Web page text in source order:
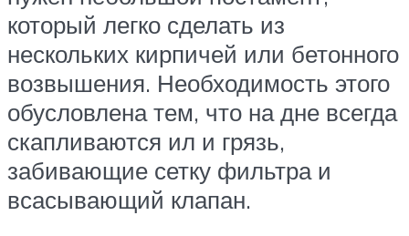
который легко сделать из
нескольких кирпичей или бетонного
возвышения. Необходимость этого
обусловлена тем, что на дне всегда
скапливаются ил и грязь,
забивающие сетку фильтра и
всасывающий клапан.